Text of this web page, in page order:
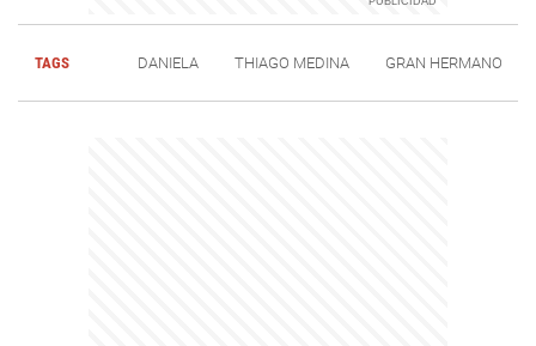
TAGS DANIELA THIAGO MEDINA GRAN HERMANO